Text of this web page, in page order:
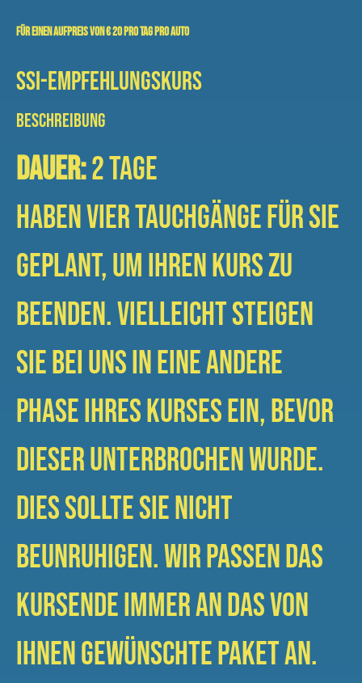
für einen Aufpreis von € 20 pro Tag pro Auto
SSI-Empfehlungskurs
BESCHREIBUNG
Dauer:2 Tage
haben vier Tauchgänge für Sie
geplant, um Ihren Kurs zu
beenden. Vielleicht steigen
Sie bei uns in eine andere
Phase Ihres Kurses ein, bevor
dieser unterbrochen wurde.
Dies sollte Sie nicht
beunruhigen. Wir passen das
Kursende immer an das von
Ihnen gewünschte Paket an.